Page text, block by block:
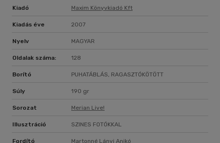
Kiadó Maxim Könyvkiadó Kft
Kiadás éve 2007
Nyelv MAGYAR
Oldalak száma: 128
Borító PUHATÁBLÁS, RAGASZTÓKÖTÖTT
Súly 190 gr
Sorozat Merian Live!
Illusztráció SZINES FOTÓKKAL
Fordító Martonné Lányi Anikó